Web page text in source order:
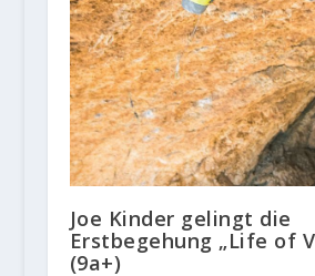
Joe Kinder gelingt die
Erstbegehung „Life of
(9a+)